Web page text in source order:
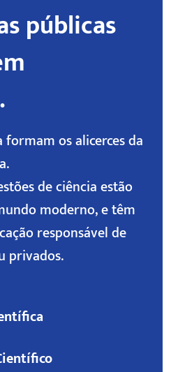
públicas
os alicerces da
de ciência estão
moderno, e têm
responsável de
privados.